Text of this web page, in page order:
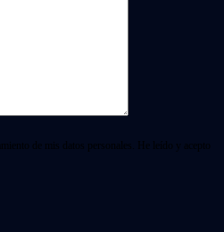
de mis datos personales. He leído y acepto